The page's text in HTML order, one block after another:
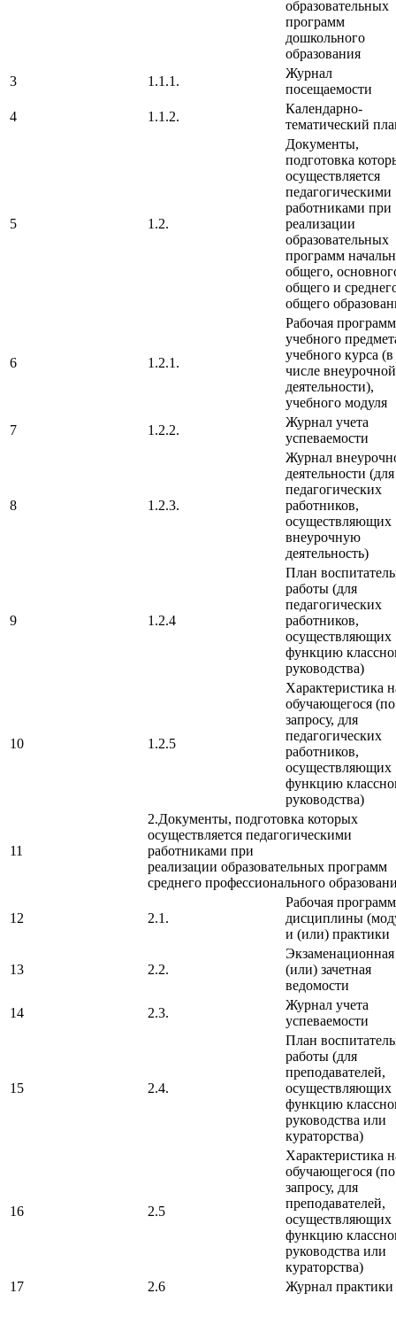
образовательных
программ
дошкольного
образования
3
1.1.1.
Журнал
посещаемости
4
1.1.2.
Календарно-
тематический
5 1.2.
Документы,
подготовка
осуществляется
педагогическими
работниками при
реализации
образовательных
программ
общего,
общего и
общего
6 1.2.1.
Рабочая
учебного
учебного курса
числе внеурочной
деятельности),
учебного модуля
7
1.2.2.
Журнал учета
успеваемости
8 1.2.3.
Журнал
деятельности (для
педагогических
работников,
осуществляющих
внеурочную
деятельность)
9 1.2.4
План
работы (для
педагогических
работников,
осуществляющих
функцию
руководства)
10 1.2.5
Характеристика
обучающегося (по
запросу, для
педагогических
работников,
осуществляющих
функцию
руководства)
11
2.Документы, подготовка которых
осуществляется педагогическими
работниками при
реализации образовательных программ
среднего профессионального
12 2.1.
Рабочая
дисциплины
и (или) практики
13 2.2.
(или) зачетная
ведомости
14
2.3.
Журнал учета
успеваемости
15 2.4.
План
работы (для
преподавателей,
осуществляющих
функцию
руководства или
кураторства)
16 2.5
Характеристика
обучающегося (по
запросу, для
преподавателей,
осуществляющих
функцию
руководства или
кураторства)
17
2.6 Журнал практики